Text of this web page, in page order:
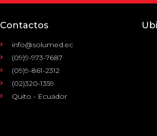
Contactos
info@solumed.ec
(09)9-973-7687
(09)9-861-2312
(02)320-1359
Quito - Ecuador